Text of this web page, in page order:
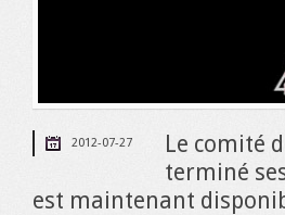
2012-07-27
Le comité
terminé
est maintenant